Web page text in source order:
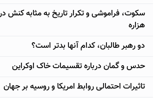
سکوت، فراموشی و تکرار تاريخ به مثابه
هزاره
دو رهبر طالبان، کدام آنها بدتر است؟
حدس و گمان درباره تقسیمات خاک اوکراین
تاثیرات احتمالی روابط امریکا و روسیه بر جهان